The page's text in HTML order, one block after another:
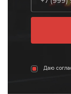
Даю